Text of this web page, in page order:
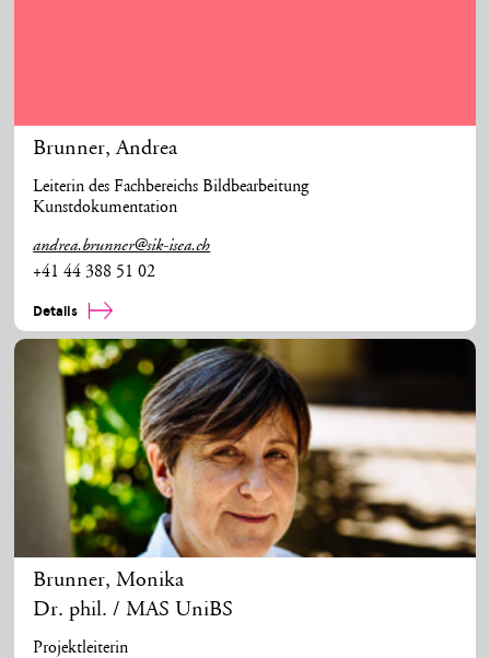
Brunner,Andrea
Leiterin des Fachbereichs Bildbearbeitung
Kunstdokumentation
andrea.brunner@sik-isea.ch
+41 44 388 51 02
Details
Brunner,Monika
Dr. phil. / MAS UniBS
Projektleiterin